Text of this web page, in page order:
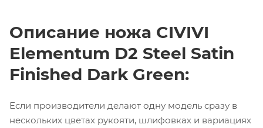
Описание ножа CIVIVI
Elementum D2 Steel Satin
Finished Dark Green:
Если производители делают одну модель сразу в
нескольких цветах рукояти, шлифовках и вариациях